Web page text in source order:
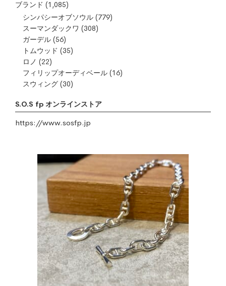
ブランド (1,085)
シンパシーオブソウル (779)
スーマンダックワ (308)
ガーデル (56)
トムウッド (35)
ロノ (22)
フィリップオーディベール (16)
スウィング (30)
S.O.S fp オンラインストア
https://www.sosfp.jp